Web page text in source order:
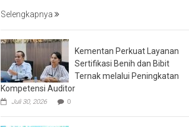
Selengkapnya
Kementan Perkuat Layanan
Sertifikasi Benih dan Bibit
Ternak melalui Peningkatan
Kompetensi Auditor
Juli 30, 2026 0